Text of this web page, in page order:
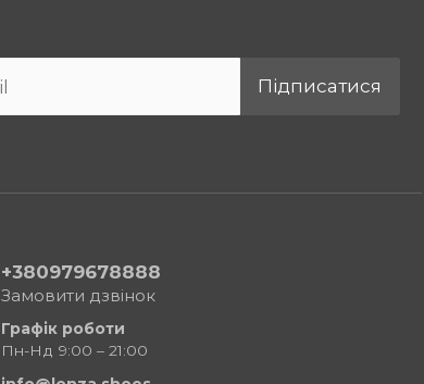
Підписатися
+380979678888
Замовити дзвінок
Графік роботи
Пн-Нд 9:00 – 21:00